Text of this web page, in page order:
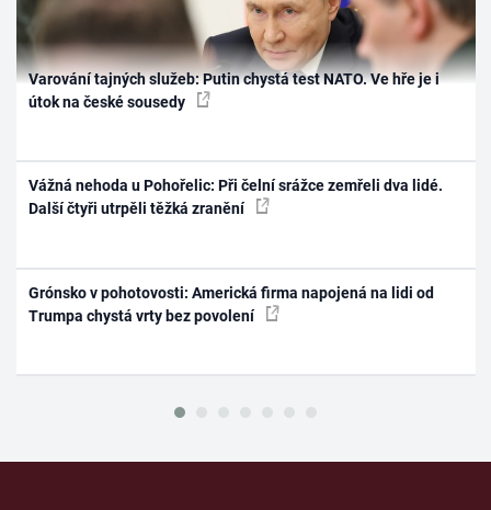
Varování tajných služeb: Putin chystá test NATO. Ve hře je i
útok na české sousedy
Vážná nehoda u Pohořelic: Při čelní srážce zemřeli dva lidé.
Další čtyři utrpěli těžká zranění
Grónsko v pohotovosti: Americká firma napojená na lidi od
Trumpa chystá vrty bez povolení